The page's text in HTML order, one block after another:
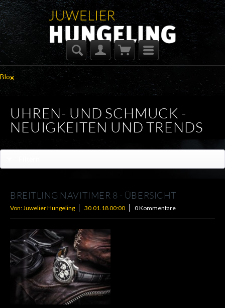
Blog
UHREN- UND SCHMUCK -
NEUIGKEITEN UND TRENDS
BREITLING NAVITIMER 8 - ÜBERSICHT
Von: Juwelier Hungeling 30.01.18 00:00 0 Kommentare